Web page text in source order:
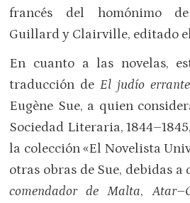
francés del homónimo
Guillard y Clairville, editado
En cuanto a las novelas,
traducción deEl judío errante
Eugène Sue, a quien
Sociedad Literaria,
la colección «El Novelista
otras obras de Sue, debidas
comendador de Malta,